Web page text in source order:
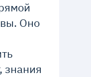
Оно
знания